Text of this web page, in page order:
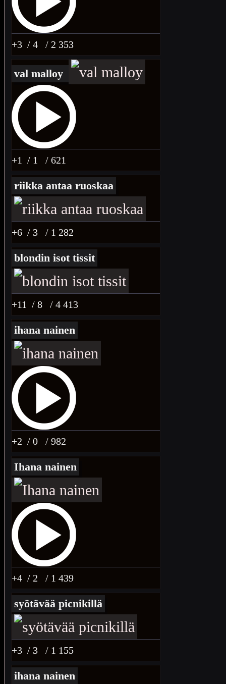
+3 / 4 / 2 353
val malloy
+1 / 1 / 621
riikka antaa ruoskaa
+6 / 3 / 1 282
blondin isot tissit
+11 / 8 / 4 413
ihana nainen
+2 / 0 / 982
Ihana nainen
+4 / 2 / 1 439
syötävää picnikillä
+3 / 3 / 1 155
ihana nainen